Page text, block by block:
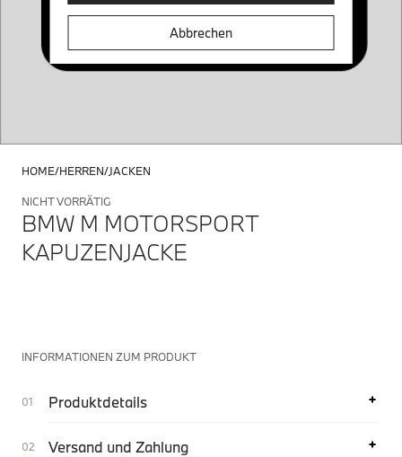
HOME HERREN JACKEN
NICHT VORRÄTIG
BMW M MOTORSPORT
KAPUZENJACKE
INFORMATIONEN ZUM PRODUKT
Produktdetails
Versand und Zahlung
Abbrechen